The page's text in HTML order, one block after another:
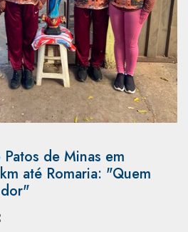
de Minas em
até Romaria: "Quem